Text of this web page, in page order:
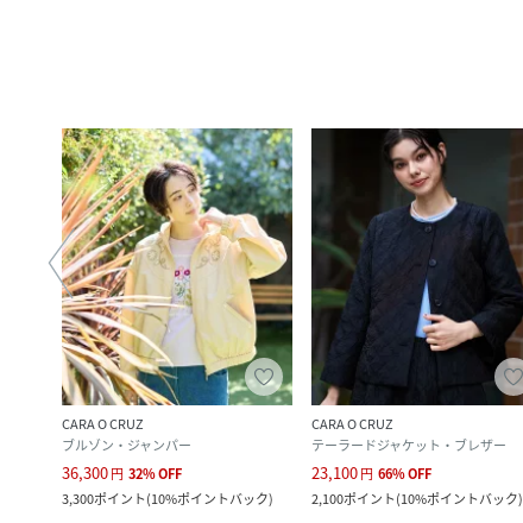
CARA O CRUZ
ブルゾン・ジャンパー
36,300円 32%OFF
3,300ポイント(10%ポイントバック)
CARA O CRUZ
テーラードジャケット・ブレザー
23,100円 66%OFF
2,100ポイント(10%ポイントバック)